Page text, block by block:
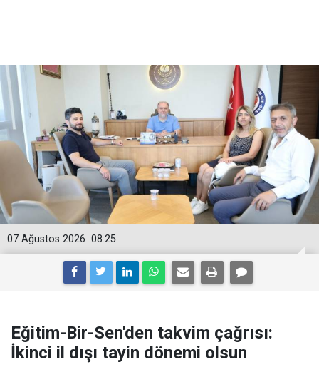
08:25
07 Ağustos 2026
Eğitim-Bir-Sen'den takvim çağrısı:
İkinci il dışı tayin dönemi olsun